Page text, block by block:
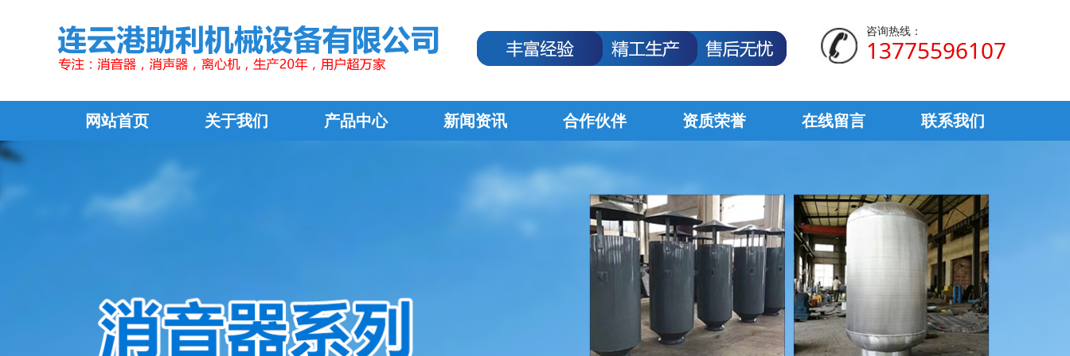
咨询热线：
13775596107
网站首页 关于我们 产品中心 新闻资讯 合作伙伴 资质荣誉 在线留言 联系我们